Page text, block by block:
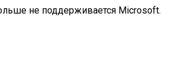
не поддерживается Microsoft.